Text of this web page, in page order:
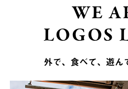
WE
LOGOS
外で、食べて、遊ん